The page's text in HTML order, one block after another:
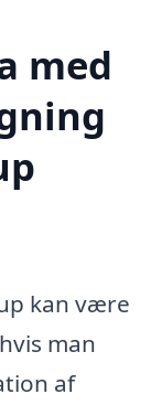
med
kan være
man
af